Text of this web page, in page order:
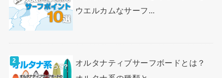
ウエルカムなサーフ...
オルタナティブサーフボードとは？